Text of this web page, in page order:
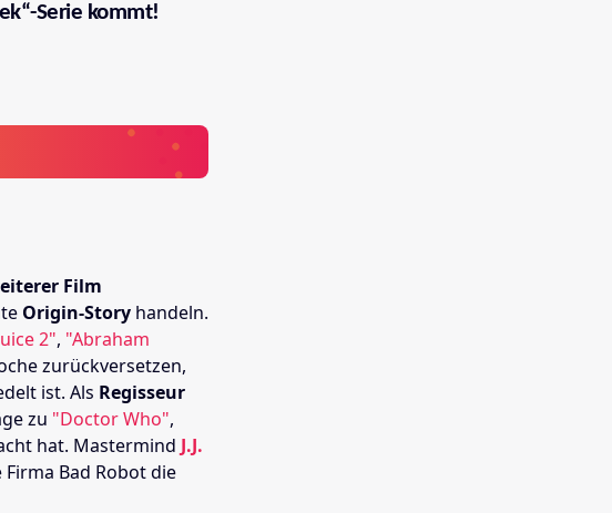
Serie kommt!
Film
Origin-Story handeln.
2", "Abraham
zurückversetzen,
ist. Als Regisseur
zu "Doctor Who",
hat. Mastermind J.J.
Bad Robot die